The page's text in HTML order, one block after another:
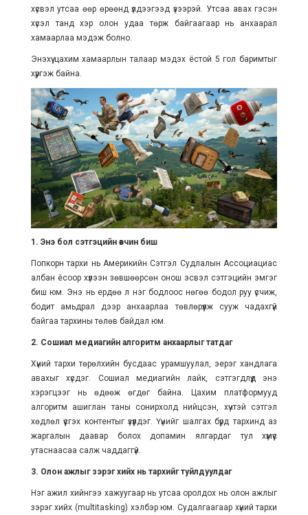
хүсвэл утсаа өөр өрөөнд үлдээгээд үзээрэй. Утсаа авах гэсэн
хүсэл танд хэр олон удаа төрж байгаагаар нь анхаарал
хамаарлаа мэдэж болно.
Энэхүү цахим хамаарлын талаар мэдэх ёстой 5 гол баримтыг
хүргэж байна.
1. Энэ бол сэтгэцийн өвчин биш
Попкорн тархи нь Америкийн Сэтгэл Судлалын Ассоциациас
албан ёсоор хүлээн зөвшөөрсөн онош эсвэл сэтгэцийн эмгэг
биш юм. Энэ нь ердөө л нэг бодлоос нөгөө бодол руу үсчиж,
бодит амьдрал дээр анхаарлаа төвлөрүүлж сууж чадахгүй
байгаа тархины төлөв байдал юм.
2. Сошиал медиагийн алгоритм анхаарлыг татдаг
Хүний тархи төрөлхийн бусдаас урамшуулал, эерэг хандлага
авахыг хүсдэг. Сошиал медиагийн лайк, сэтгэгдлүүд энэ
хэрэгцээг нь өдөөж өгдөг байна. Цахим платформууд
алгоритм ашиглан таны сонирхолд нийцсэн, хүчтэй сэтгэл
хөдлөл үүсгэх контентыг үзүүлдэг. Үүнийг шалгах бүрд тархинд аз
жаргалын даавар болох допамин ялгардаг тул хүмүүс
утаснаасаа салж чаддаггүй.
3. Олон ажлыг зэрэг хийх нь тархийг туйлдуулдаг
Нэг ажил хийнгээ хажуугаар нь утсаа оролдох нь олон ажлыг
зэрэг хийх (multitasking) хэлбэр юм. Судалгаагаар хүний тархи